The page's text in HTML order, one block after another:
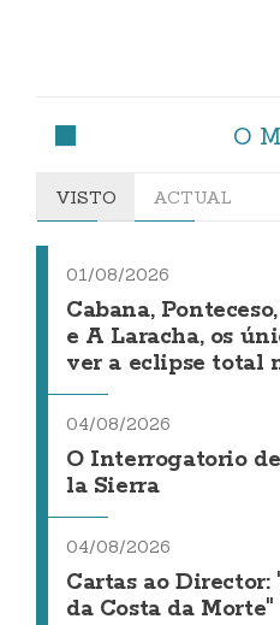
O
VISTO ACTUAL
01/08/2026
Cabana,
e A Laracha, os
ver a eclipse total
04/08/2026
O Interrogatorio de
la Sierra
04/08/2026
Cartas ao
da Costa da Morte"